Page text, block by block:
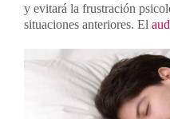
y evitará la frustración
situaciones anteriores. El